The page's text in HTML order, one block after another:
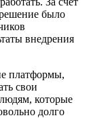
было
внедрения
платформы,
свои
которые
долго